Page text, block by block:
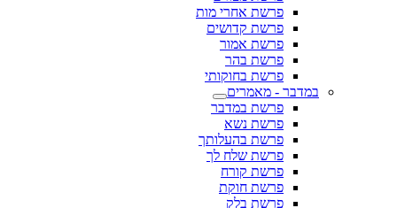
פרשת אחרי מות
פרשת קדושים
פרשת אמור
פרשת בהר
פרשת בחוקותי
במדבר - מאמרים
פרשת במדבר
פרשת נשא
פרשת בהעלותך
פרשת שלח לך
פרשת קורח
פרשת חוקת
פרשת בלק